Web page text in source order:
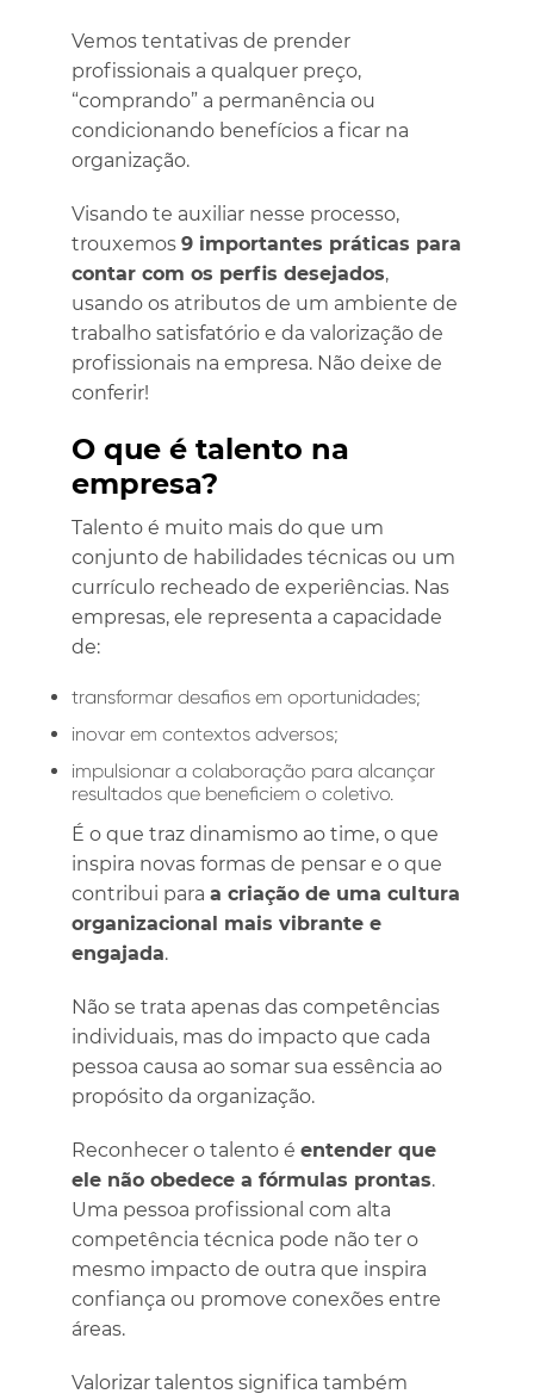
Vemos tentativas de prender
profissionais a qualquer preço,
“comprando” a permanência ou
condicionando benefícios a ficar na
organização.
Visando te auxiliar nesse processo,
trouxemos 9 importantes práticas para
contar com os perfis desejados,
usando os atributos de um ambiente de
trabalho satisfatório e da valorização de
profissionais na empresa. Não deixe de
conferir!
O que é talento na
empresa?
Talento é muito mais do que um
conjunto de habilidades técnicas ou um
currículo recheado de experiências. Nas
empresas, ele representa a capacidade
de:
transformar desafios em oportunidades;
inovar em contextos adversos;
impulsionar a colaboração para alcançar
resultados que beneficiem o coletivo.
É o que traz dinamismo ao time, o que
inspira novas formas de pensar e o que
contribui para a criação de uma cultura
organizacional mais vibrante e
engajada.
Não se trata apenas das competências
individuais, mas do impacto que cada
pessoa causa ao somar sua essência ao
propósito da organização.
Reconhecer o talento é entender que
ele não obedece a fórmulas prontas.
Uma pessoa profissional com alta
competência técnica pode não ter o
mesmo impacto de outra que inspira
confiança ou promove conexões entre
áreas.
Valorizar talentos significa também